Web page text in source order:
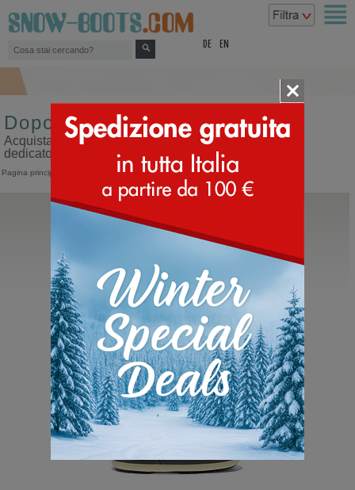
DE EN
Doposci da uomo misura 25
Acquista doposci da uomo misura 25 sul nostro sito
dedicato ai doposci
Pagina principale Doposci
Icon Nylon Boot
Moonboots